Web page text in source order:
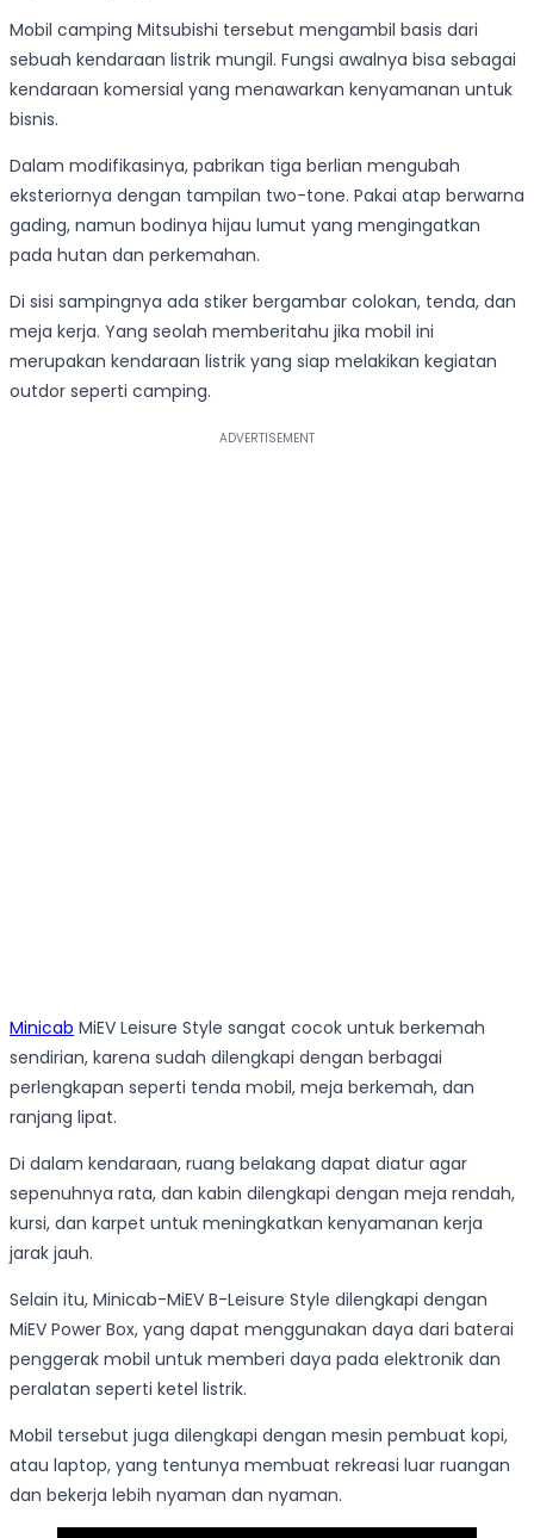
Mobil camping Mitsubishi tersebut mengambil basis dari
sebuah kendaraan listrik mungil. Fungsi awalnya bisa sebagai
kendaraan komersial yang menawarkan kenyamanan untuk
bisnis.
Dalam modifikasinya, pabrikan tiga berlian mengubah
eksteriornya dengan tampilan two-tone. Pakai atap berwarna
gading, namun bodinya hijau lumut yang mengingatkan
pada hutan dan perkemahan.
Di sisi sampingnya ada stiker bergambar colokan, tenda, dan
meja kerja. Yang seolah memberitahu jika mobil ini
merupakan kendaraan listrik yang siap melakikan kegiatan
outdor seperti camping.
Minicab MiEV Leisure Style sangat cocok untuk berkemah
sendirian, karena sudah dilengkapi dengan berbagai
perlengkapan seperti tenda mobil, meja berkemah, dan
ranjang lipat.
Di dalam kendaraan, ruang belakang dapat diatur agar
sepenuhnya rata, dan kabin dilengkapi dengan meja rendah,
kursi, dan karpet untuk meningkatkan kenyamanan kerja
jarak jauh.
Selain itu, Minicab-MiEV B-Leisure Style dilengkapi dengan
MiEV Power Box, yang dapat menggunakan daya dari baterai
penggerak mobil untuk memberi daya pada elektronik dan
peralatan seperti ketel listrik.
Mobil tersebut juga dilengkapi dengan mesin pembuat kopi,
atau laptop, yang tentunya membuat rekreasi luar ruangan
dan bekerja lebih nyaman dan nyaman.